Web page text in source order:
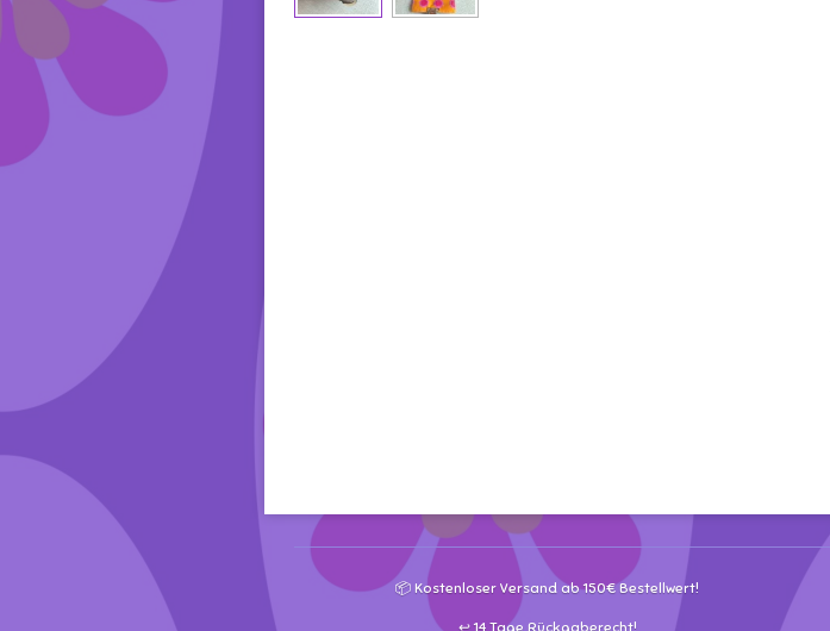
📦 Kostenloser Versand ab 150€ Bestellwert!
↩️ 14 Tage Rückgaberecht!